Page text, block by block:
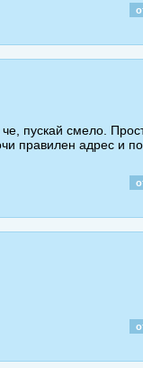
пускай смело.
правилен адрес и